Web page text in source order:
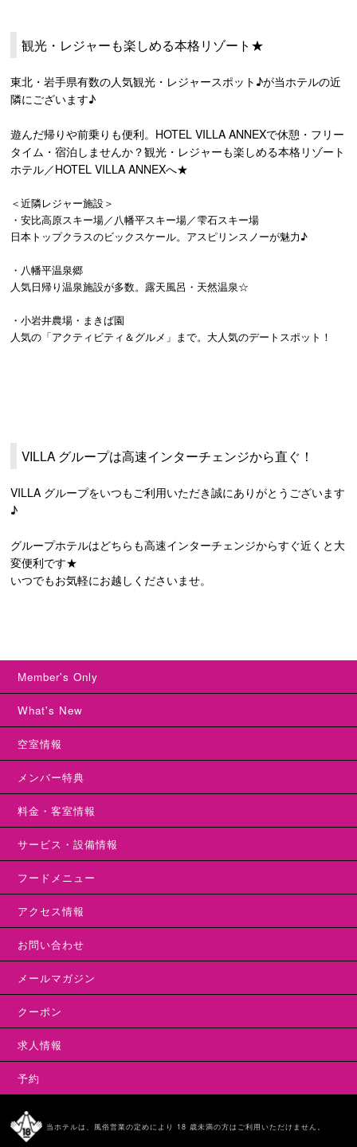
観光・レジャーも楽しめる本格リゾート★
東北・岩手県有数の人気観光・レジャースポット♪が当ホテルの近
隣にございます♪
遊んだ帰りや前乗りも便利。HOTEL VILLA ANNEXで休憩・フリー
タイム・宿泊しませんか？観光・レジャーも楽しめる本格リゾート
ホテル／HOTEL VILLA ANNEXへ★
＜近隣レジャー施設＞
・安比高原スキー場／八幡平スキー場／雫石スキー場
日本トップクラスのビックスケール。アスピリンスノーが魅力♪
・八幡平温泉郷
人気日帰り温泉施設が多数。露天風呂・天然温泉☆
・小岩井農場・まきば園
人気の「アクティビティ＆グルメ」まで。大人気のデートスポット！
VILLA グループは高速インターチェンジから直ぐ！
VILLA グループをいつもご利用いただき誠にありがとうございます
♪
グループホテルはどちらも高速インターチェンジからすぐ近くと大
変便利です★
いつでもお気軽にお越しくださいませ。
Member's Only
What's New
空室情報
メンバー特典
料金・客室情報
サービス・設備情報
フードメニュー
アクセス情報
お問い合わせ
メールマガジン
クーポン
求人情報
予約
当ホテルは、風俗営業の定めにより 18 歳未満の方はご利用いただけません。